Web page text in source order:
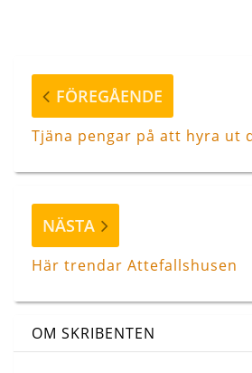
Föregående
inlägg
FÖREGÅENDE
Tjäna pengar på att hyra ut
Nästa
inlägg
NÄSTA
Här trendar Attefallshusen
OM SKRIBENTEN